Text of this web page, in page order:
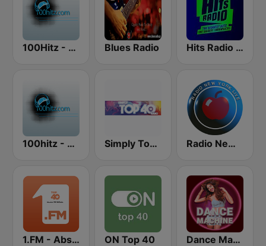
100Hitz - Hot Hitz Blues Radio Hits Radio Manchester
100hitz - Top 40 Simply Top 40 Radio Radio New York Live
1.FM - Absolute Top 40 ON Top 40 Dance Machine